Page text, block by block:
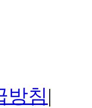
방침 |